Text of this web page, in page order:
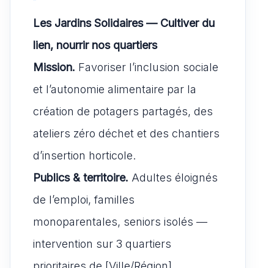
Les Jardins Solidaires — Cultiver du
lien, nourrir nos quartiers
Mission. Favoriser l’inclusion sociale
et l’autonomie alimentaire par la
création de potagers partagés, des
ateliers zéro déchet et des chantiers
d’insertion horticole.
Publics & territoire. Adultes éloignés
de l’emploi, familles
monoparentales, seniors isolés —
intervention sur 3 quartiers